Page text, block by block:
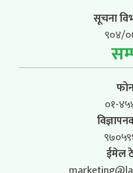
सूचना
९०४/
०१-
ईमेल